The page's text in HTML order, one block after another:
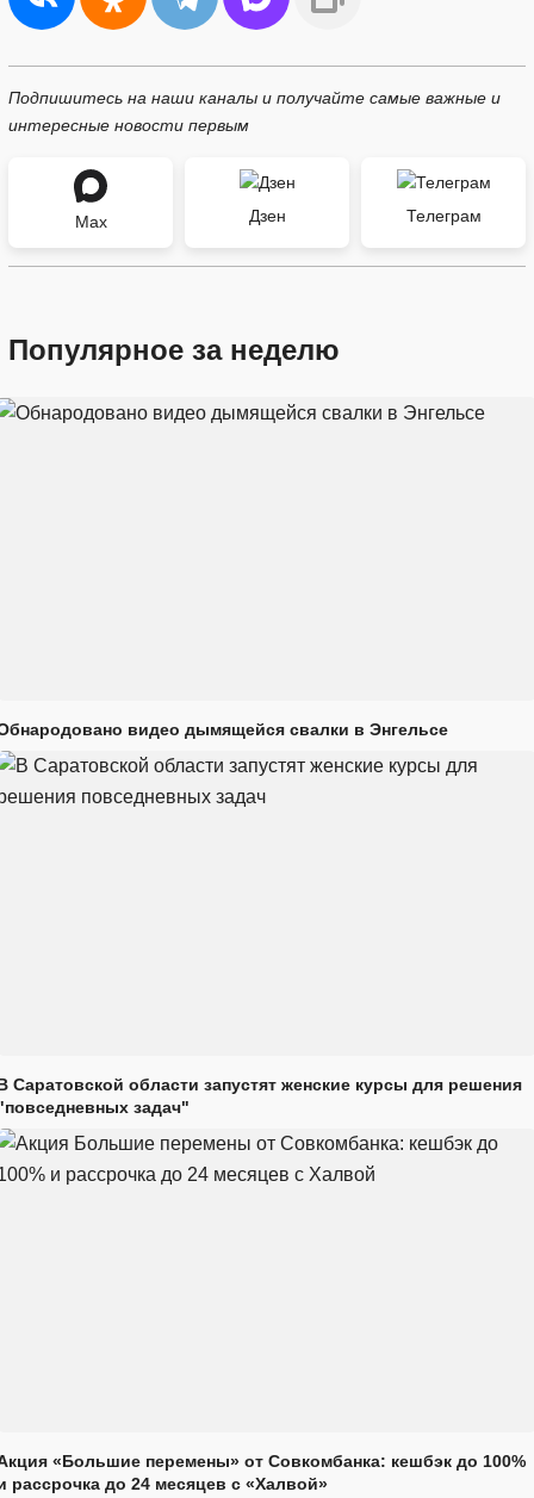
Подпишитесь на наши каналы и получайте самые важные и
интересные новости первым
Max Дзен Телеграм
Популярное за неделю
видео дымящейся свалки в Энгельсе
Саратовской области запустят женские курсы для решения
задач"
«Большие перемены» от Совкомбанка: кешбэк до 100%
рассрочка до 24 месяцев с «Халвой»